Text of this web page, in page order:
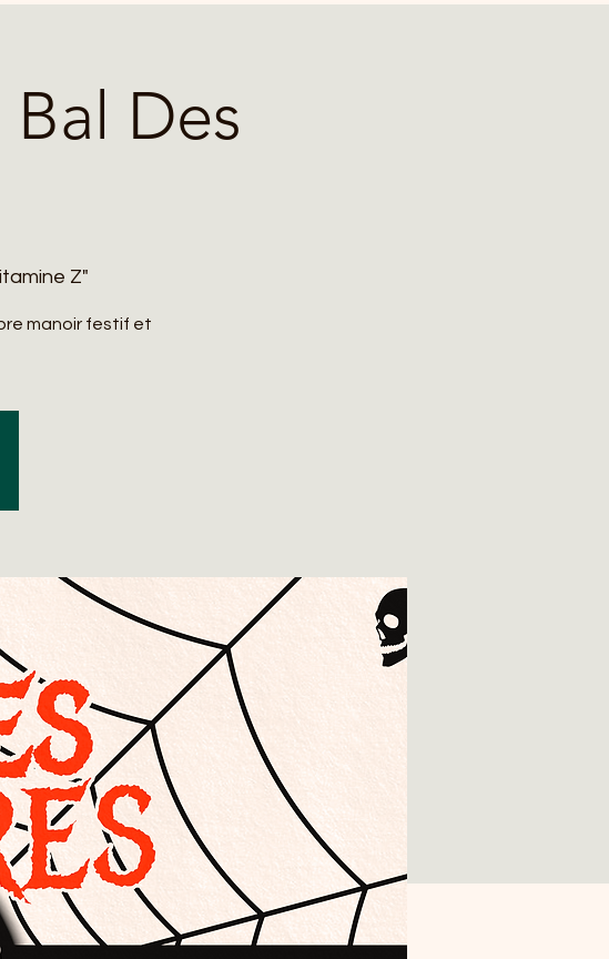
Des
Z"
manoir festif et